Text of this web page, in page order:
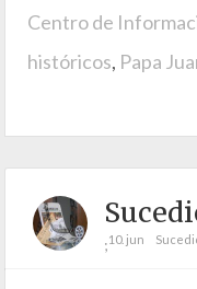
Centro de
históricos, Papa
;10. jun